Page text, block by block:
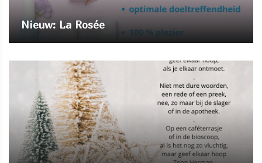
Nieuw: La Rosée